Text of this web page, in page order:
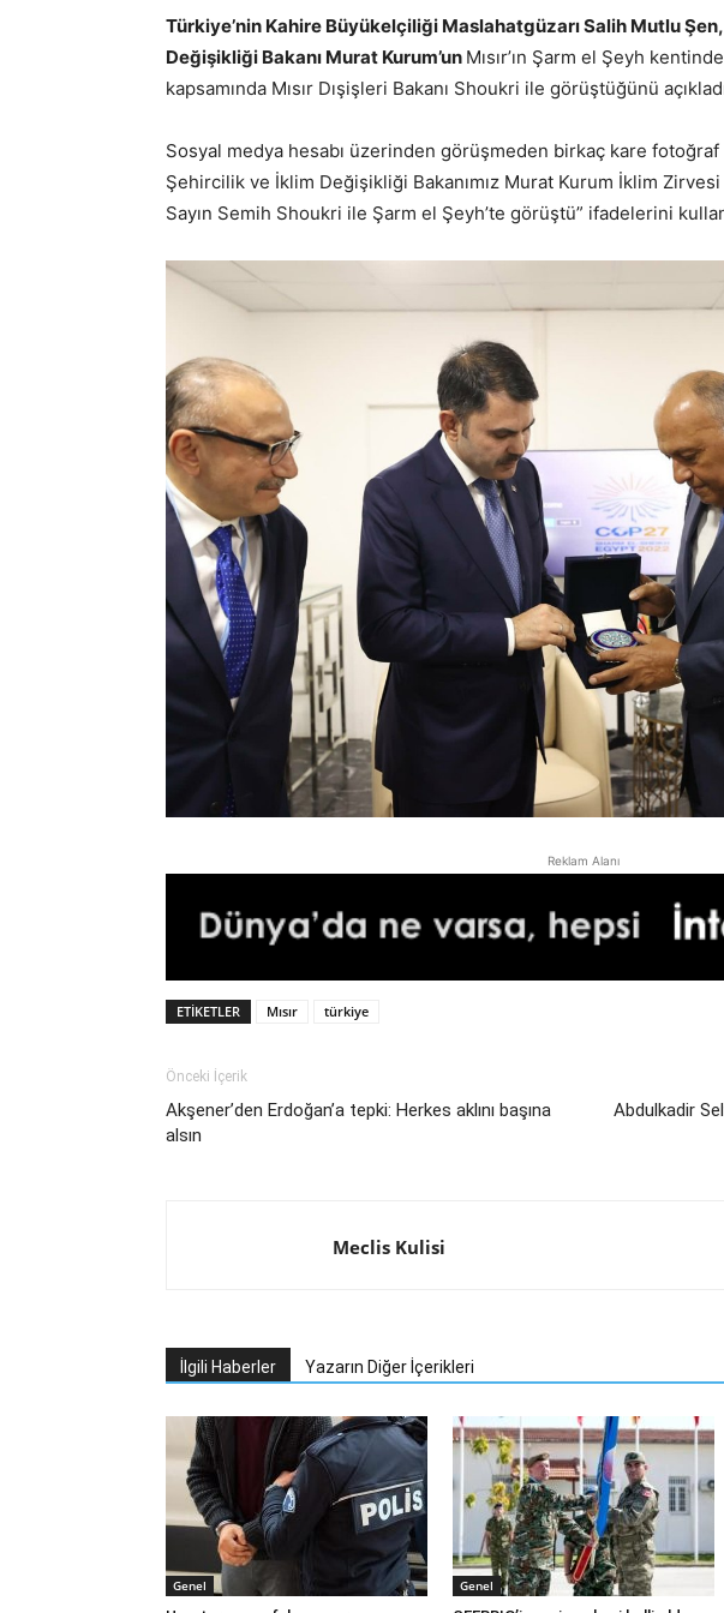
Türkiye’nin Kahire Büyükelçiliği Maslahatgüzarı Salih Mutlu
Değişikliği Bakanı Murat Kurum’un Mısır’ın Şarm el Şeyh
kapsamında Mısır Dışişleri Bakanı Shoukri ile görüştüğünü
Sosyal medya hesabı üzerinden görüşmeden birkaç kare fotoğraf
Şehircilik ve İklim Değişikliği Bakanımız Murat Kurum İklim Zirvesi
Sayın Semih Shoukri ile Şarm el Şeyh’te görüştü” ifadelerini
Reklam Alanı
ETIKETLER Mısır türkiye
Önceki İçerik
Akşener’den Erdoğan’a tepki: Herkes aklını başına
alsın
Abdulkadir
Meclis Kulisi
İlgili Haberler Yazarın Diğer İçerikleri
Genel Genel